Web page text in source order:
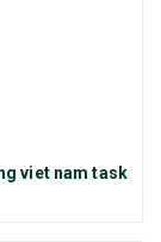
viet nam task